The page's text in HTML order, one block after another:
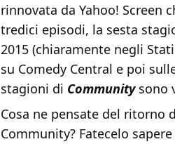
rinnovata da Yahoo! Screen
tredici episodi, la sesta
2015 (chiaramente negli
su Comedy Central e poi
stagioni di Communitysono
Cosa ne pensate del ritorno
Community? Fatecelo